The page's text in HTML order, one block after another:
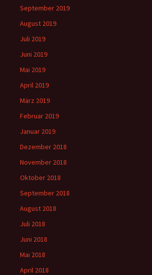
September 2019
August 2019
Juli 2019
Juni 2019
Mai 2019
April 2019
März 2019
Februar 2019
Januar 2019
Dezember 2018
November 2018
Oktober 2018
September 2018
August 2018
Juli 2018
Juni 2018
Mai 2018
April 2018